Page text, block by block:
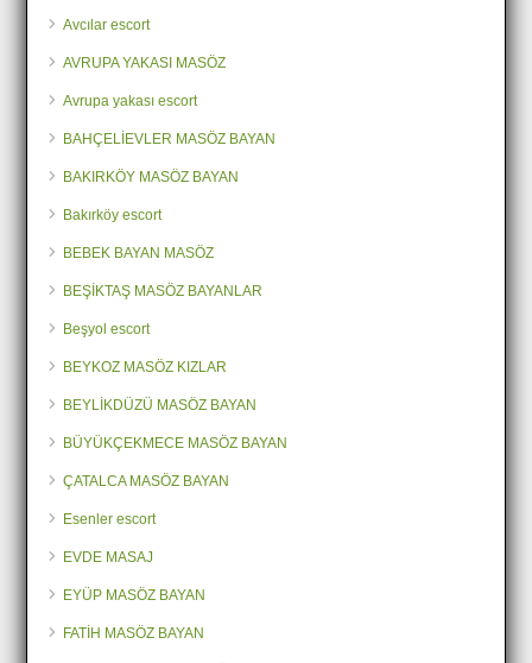
Avcılar escort
AVRUPA YAKASI MASÖZ
Avrupa yakası escort
BAHÇELİEVLER MASÖZ BAYAN
BAKIRKÖY MASÖZ BAYAN
Bakırköy escort
BEBEK BAYAN MASÖZ
BEŞİKTAŞ MASÖZ BAYANLAR
Beşyol escort
BEYKOZ MASÖZ KIZLAR
BEYLİKDÜZÜ MASÖZ BAYAN
BÜYÜKÇEKMECE MASÖZ BAYAN
ÇATALCA MASÖZ BAYAN
Esenler escort
EVDE MASAJ
EYÜP MASÖZ BAYAN
FATİH MASÖZ BAYAN